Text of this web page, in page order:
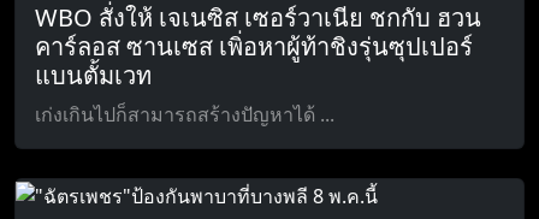
WBO สั่งให้ เจเนซิส เซอร์วาเนีย ชกกับ ฮวน
คาร์ลอส ซานเซส เพิ่อหาผู้ท้าชิงรุ่นซุปเปอร์
แบนตั้มเวท
เก่งเกินไปก็สามารถสร้างปัญหาได้ ...